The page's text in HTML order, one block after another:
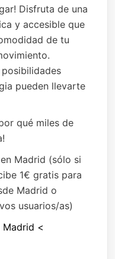
Disfruta de una
y accesible que
de tu
pueden llevarte
qué miles de
Madrid (sólo si
1€ gratis para
Madrid o
usuarios/as)
Madrid <